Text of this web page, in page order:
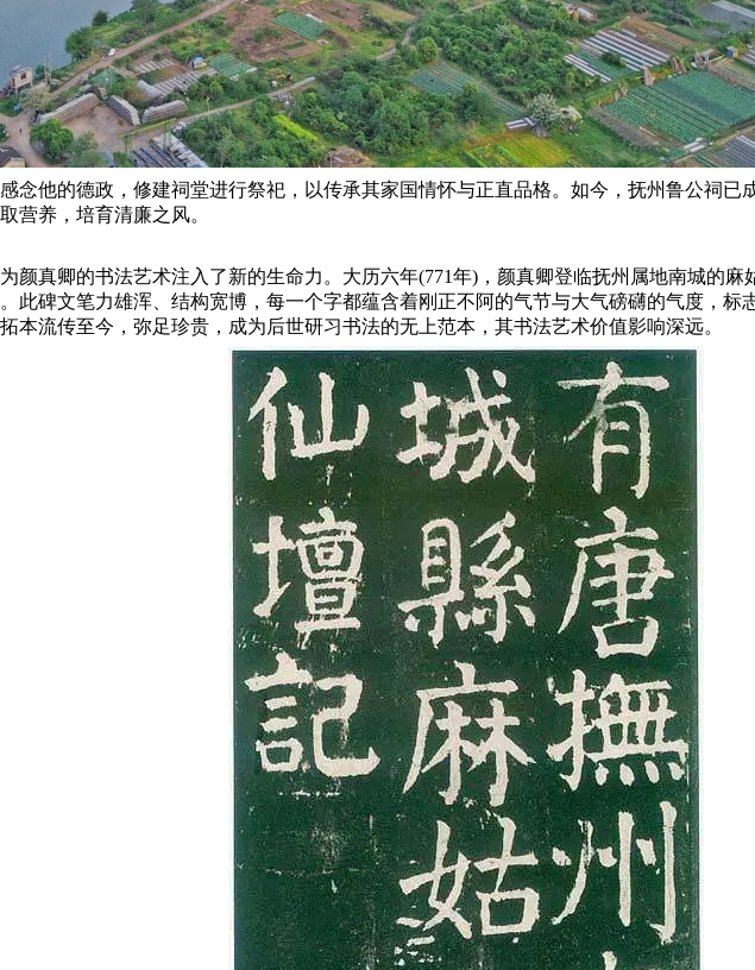
念他的德政，修建祠堂进行祭祀，以传承其家国情怀与正直品格‌。如今，抚州鲁公祠
营养，培育清廉之风。‌
颜真卿的书法艺术注入了新的生命力。大历六年(771年)，颜真卿登临抚州属地南城的
此碑文笔力雄浑、结构宽博，每一个字都蕴含着刚正不阿的气节与大气磅礴的气度，标
本流传至今，弥足珍贵，成为后世研习书法的无上范本，其书法艺术价值影响深远。